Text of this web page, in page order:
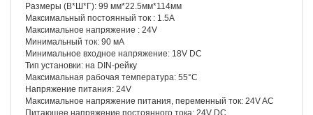
Размеры (В*Ш*Г): 99 мм*22.5мм*114мм
Максимальный постоянный ток : 1.5A
Максимальное напряжение : 24V
Минимальный ток: 90 мА
Минимальное входное напряжение: 18V DC
Тип установки: на DIN-рейку
Максимальная рабочая температура: 55°C
Напряжение питания: 24V
Максимальное напряжение питания, переменный ток: 24V AC
Питающее напряжение постоянного тока: 24V DC